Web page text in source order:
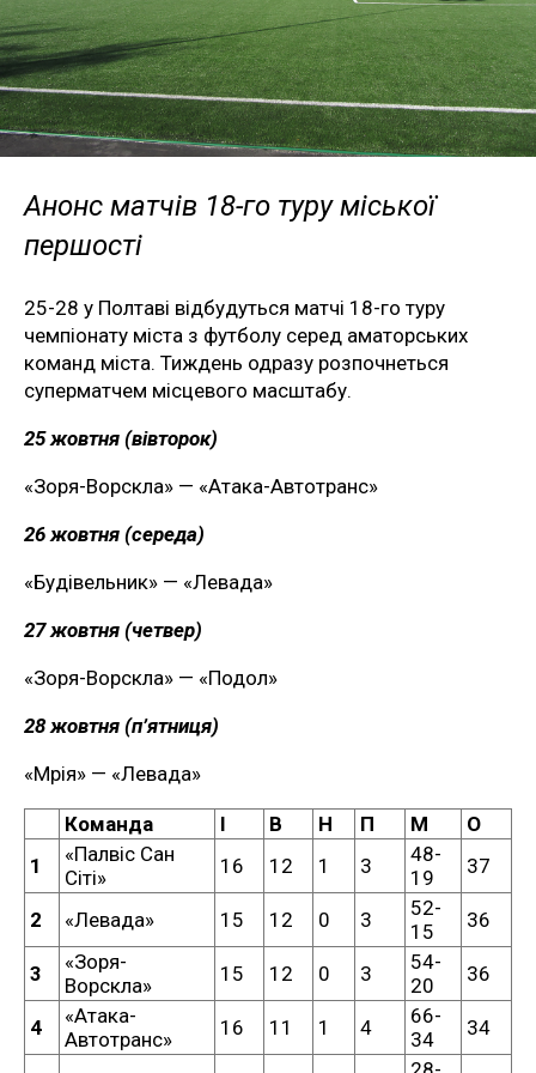
Анонс матчів 18-го туру міської
першості
25-28 у Полтаві відбудуться матчі 18-го туру
чемпіонату міста з футболу серед аматорських
команд міста. Тиждень одразу розпочнеться
суперматчем місцевого масштабу.
25 жовтня (вівторок)
«Зоря-Ворскла» — «Атака-Автотранс»
26 жовтня (середа)
«Будівельник» — «Левада»
27 жовтня (четвер)
«Зоря-Ворскла» — «Подол»
28 жовтня (п’ятниця)
«Мрія» — «Левада»
Команда І В Н П М
О
1
«Палвіс Сан
Сіті»
16 12 1 3
48-
19
37
2 «Левада» 15 12 0 3
52-
15
36
3
«Зоря-
Ворскла»
15 12 0 3
54-
20
36
4
«Атака-
Автотранс»
16 11 1 4
66-
34
34